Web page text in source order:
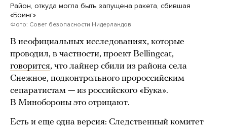
Район, откуда могла быть запущена ракета, сбившая
«Боинг»
Фото: Совет безопасности Нидерландов
В неофициальных исследованиях, которые
проводил, в частности, проект Bellingcat,
говорится, что лайнер сбили из района села
Снежное, подконтрольного пророссийским
сепаратистам — из российского «Бука».
В Минобороны это отрицают.
Есть и еще одна версия: Следственный комитет